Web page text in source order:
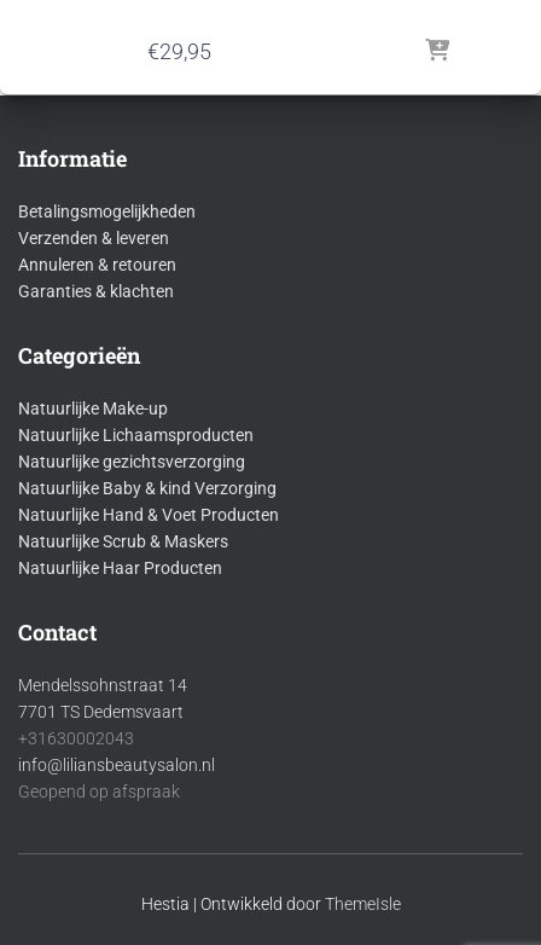
€29,95
Informatie
Betalingsmogelijkheden
Verzenden & leveren
Annuleren & retouren
Garanties & klachten
Categorieën
Natuurlijke Make-up
Natuurlijke Lichaamsproducten
Natuurlijke gezichtsverzorging
Natuurlijke Baby & kind Verzorging
Natuurlijke Hand & Voet Producten
Natuurlijke Scrub & Maskers
Natuurlijke Haar Producten
Contact
Mendelssohnstraat 14
7701 TS Dedemsvaart
+31630002043
info@liliansbeautysalon.nl
Geopend op afspraak
Hestia | Ontwikkeld doorThemeIsle